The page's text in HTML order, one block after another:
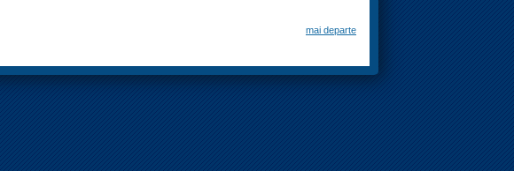
mai departe